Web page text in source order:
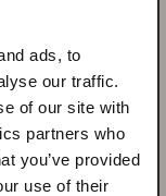
ads, to
our traffic.
of our site with
partners who
you’ve provided
use of their
Pro Plus
الشريحة
Motorola
*